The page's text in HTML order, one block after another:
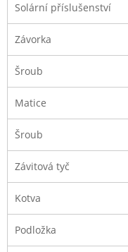
Solární příslušenství
Závorka
Šroub
Matice
Šroub
Závitová tyč
Kotva
Podložka